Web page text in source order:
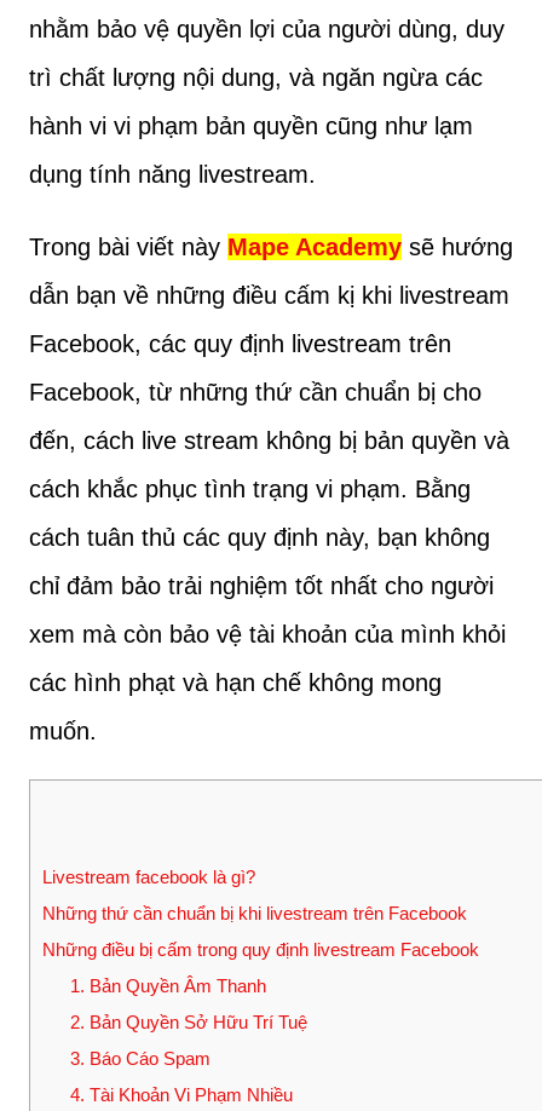
nhằm bảo vệ quyền lợi của người dùng, duy
trì chất lượng nội dung, và ngăn ngừa các
hành vi vi phạm bản quyền cũng như lạm
dụng tính năng livestream.
Trong bài viết này Mape Academy sẽ hướng
dẫn bạn về những điều cấm kị khi livestream
Facebook, các quy định livestream trên
Facebook, từ những thứ cần chuẩn bị cho
đến, cách live stream không bị bản quyền và
cách khắc phục tình trạng vi phạm. Bằng
cách tuân thủ các quy định này, bạn không
chỉ đảm bảo trải nghiệm tốt nhất cho người
xem mà còn bảo vệ tài khoản của mình khỏi
các hình phạt và hạn chế không mong
muốn.
Livestream facebook là gì?
Những thứ cần chuẩn bị khi livestream trên Facebook
Những điều bị cấm trong quy định livestream Facebook
1. Bản Quyền Âm Thanh
2. Bản Quyền Sở Hữu Trí Tuệ
3. Báo Cáo Spam
4. Tài Khoản Vi Phạm Nhiều